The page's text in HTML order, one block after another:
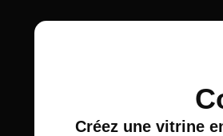
Créez une vitrine